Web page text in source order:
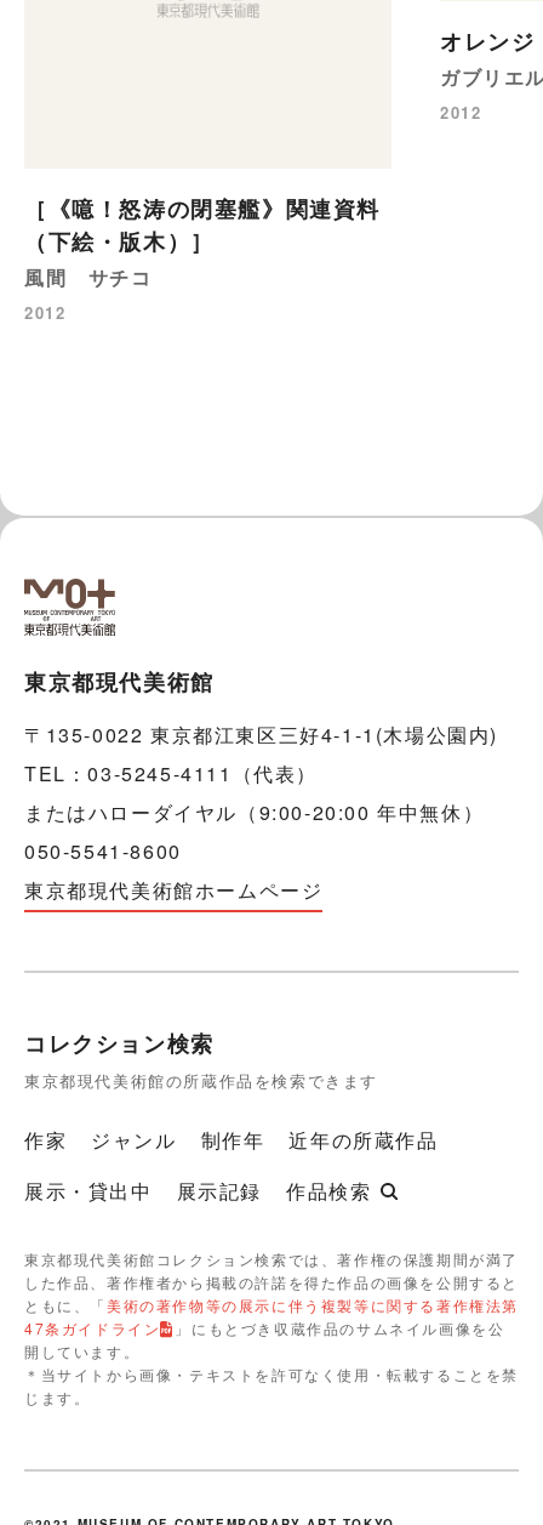
［《噫！怒涛の閉塞艦》関連資料
（下絵・版木）］
風間 サチコ
2012
オレン
ガブリエ
2012
東京都現代美術館
〒135-0022 東京都江東区三好4-1-1(木場公園内)
TEL：03-5245-4111（代表）
またはハローダイヤル（9:00-20:00 年中無休）
050-5541-8600
東京都現代美術館ホームページ
コレクション検索
東京都現代美術館の所蔵作品を検索できます
作家 ジャンル 制作年
近年の所蔵作品
展示・貸出中
展示記録 作品検索
東京都現代美術館コレクション検索では、著作権の保護期間が満了
した作品、著作権者から掲載の許諾を得た作品の画像を公開すると
ともに、「美術の著作物等の展示に伴う複製等に関する著作権法第
47条ガイドライン
」にもとづき収蔵作品のサムネイル画像を公
開しています。
＊当サイトから画像・テキストを許可なく使用・転載することを禁
じます。